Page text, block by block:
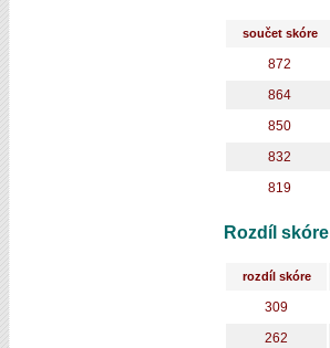
součet skóre
872
864
850
832
819
Rozdíl skóre
rozdíl skóre
309
262